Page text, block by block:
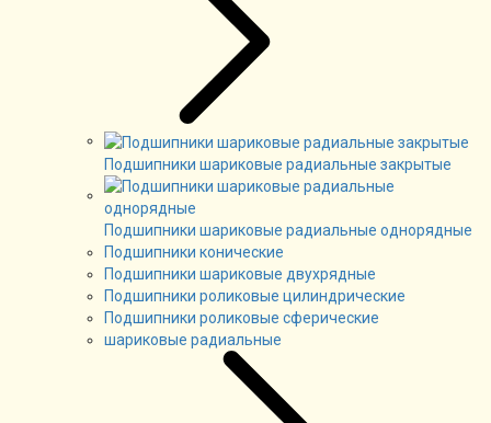
Подшипники шариковые радиальные закрытые
Подшипники шариковые радиальные однорядные
Подшипники конические
Подшипники шариковые двухрядные
Подшипники роликовые цилиндрические
Подшипники роликовые сферические
шариковые радиальные